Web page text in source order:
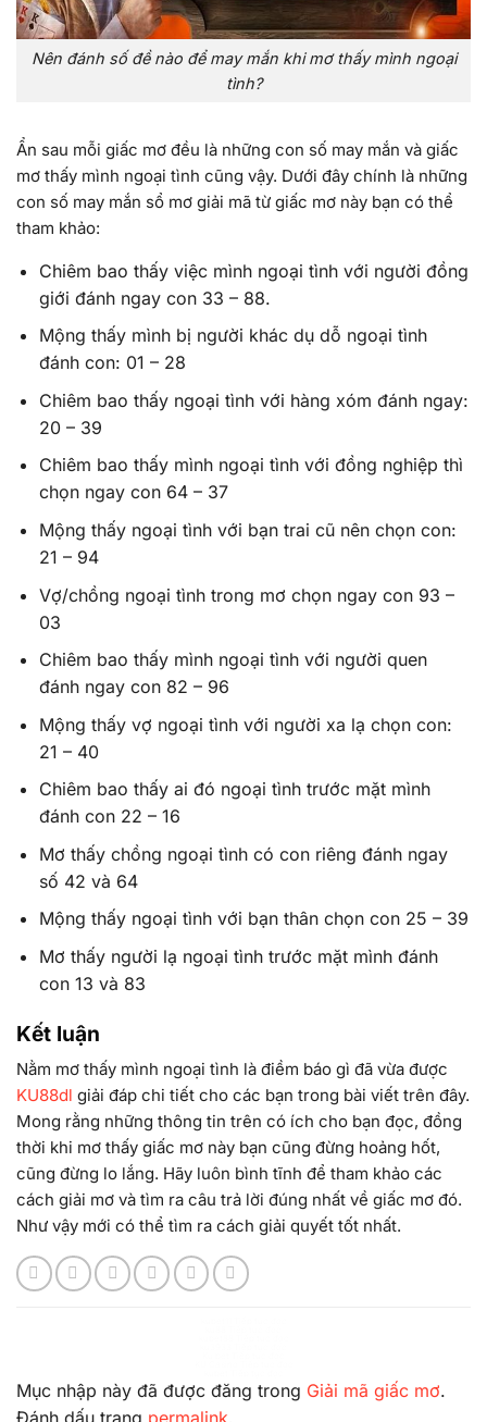
Nên đánh số đề nào để may mắn khi mơ thấy mình ngoại
tình?
Ẩn sau mỗi giấc mơ đều là những con số may mắn và giấc
mơ thấy mình ngoại tình cũng vậy. Dưới đây chính là những
con số may mắn sổ mơ giải mã từ giấc mơ này bạn có thể
tham khảo:
Chiêm bao thấy việc mình ngoại tình với người đồng
giới đánh ngay con 33 – 88.
Mộng thấy mình bị người khác dụ dỗ ngoại tình
đánh con: 01 – 28
Chiêm bao thấy ngoại tình với hàng xóm đánh ngay:
20 – 39
Chiêm bao thấy mình ngoại tình với đồng nghiệp thì
chọn ngay con 64 – 37
Mộng thấy ngoại tình với bạn trai cũ nên chọn con:
21 – 94
Vợ/chồng ngoại tình trong mơ chọn ngay con 93 –
03
Chiêm bao thấy mình ngoại tình với người quen
đánh ngay con 82 – 96
Mộng thấy vợ ngoại tình với người xa lạ chọn con:
21 – 40
Chiêm bao thấy ai đó ngoại tình trước mặt mình
đánh con 22 – 16
Mơ thấy chồng ngoại tình có con riêng đánh ngay
số 42 và 64
Mộng thấy ngoại tình với bạn thân chọn con 25 – 39
Mơ thấy người lạ ngoại tình trước mặt mình đánh
con 13 và 83
Kết luận
Nằm mơ thấy mình ngoại tình là điềm báo gì đã vừa được
KU88dl giải đáp chi tiết cho các bạn trong bài viết trên đây.
Mong rằng những thông tin trên có ích cho bạn đọc, đồng
thời khi mơ thấy giấc mơ này bạn cũng đừng hoảng hốt,
cũng đừng lo lắng. Hãy luôn bình tĩnh để tham khảo các
cách giải mơ và tìm ra câu trả lời đúng nhất về giấc mơ đó.
Như vậy mới có thể tìm ra cách giải quyết tốt nhất.
Mục nhập này đã được đăng trong Giải mã giấc mơ.
Đánh dấu trang permalink.